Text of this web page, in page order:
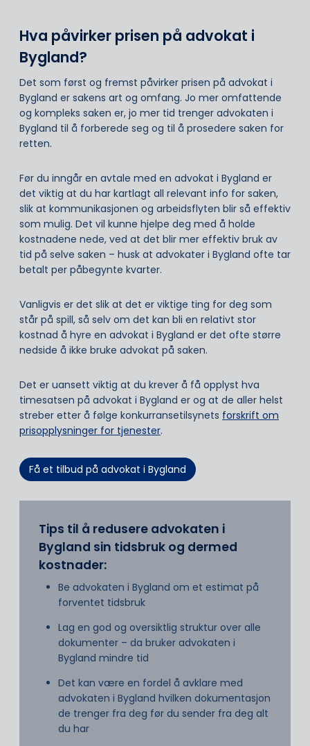
Hva påvirker prisen på advokat i
Bygland?
Det som først og fremst påvirker prisen på advokat i
Bygland er sakens art og omfang. Jo mer omfattende
og kompleks saken er, jo mer tid trenger advokaten i
Bygland til å forberede seg og til å prosedere saken for
retten.
Før du inngår en avtale med en advokat i Bygland er
det viktig at du har kartlagt all relevant info for saken,
slik at kommunikasjonen og arbeidsflyten blir så effektiv
som mulig. Det vil kunne hjelpe deg med å holde
kostnadene nede, ved at det blir mer effektiv bruk av
tid på selve saken – husk at advokater i Bygland ofte tar
betalt per påbegynte kvarter.
Vanligvis er det slik at det er viktige ting for deg som
står på spill, så selv om det kan bli en relativt stor
kostnad å hyre en advokat i Bygland er det ofte større
nedside å ikke bruke advokat på saken.
Det er uansett viktig at du krever å få opplyst hva
timesatsen på advokat i Bygland er og at de aller helst
streber etter å følge konkurransetilsynets forskrift om
prisopplysninger for tjenester.
Få et tilbud på advokat i Bygland
Tips til å redusere advokaten i
Bygland sin tidsbruk og dermed
kostnader:
Be advokaten i Bygland om et estimat på
forventet tidsbruk
Lag en god og oversiktlig struktur over alle
dokumenter – da bruker advokaten i
Bygland mindre tid
Det kan være en fordel å avklare med
advokaten i Bygland hvilken dokumentasjon
de trenger fra deg før du sender fra deg alt
du har